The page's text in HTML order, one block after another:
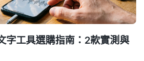
字工具選購指南：2款實測與